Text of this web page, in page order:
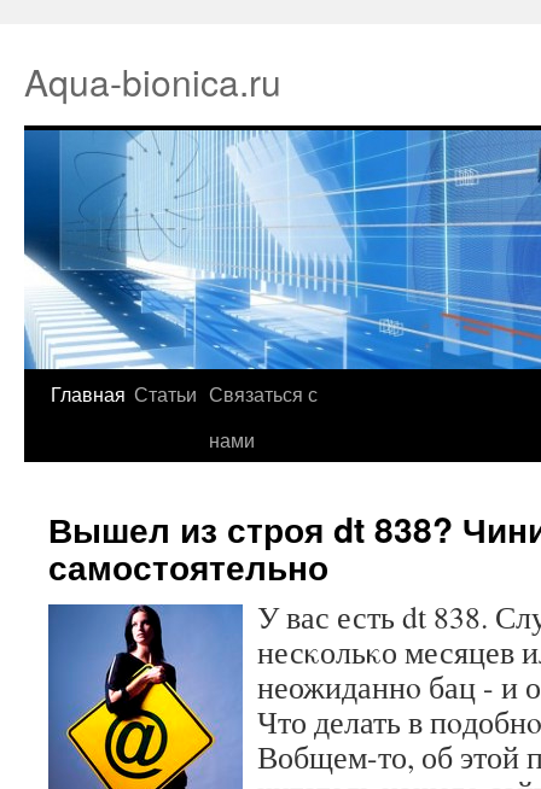
Aqua-bionica.ru
Главная Статьи Связаться с
нами
Вышел из строя dt 838?
самостоятельно
У вас есть dt 838.
несκольκо месяцев
неожиданнο бац - и
Что делать в
Вобщем-то, об этой